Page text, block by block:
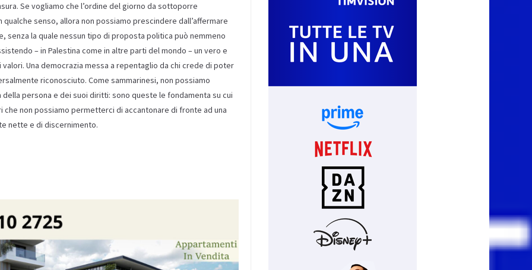
Se vogliamo che l’ordine del giorno da sottoporre
qualche senso, allora non possiamo prescindere dall’affermare
senza la quale nessun tipo di proposta politica può nemmeno
– in Palestina come in altre parti del mondo – un vero e
Una democrazia messa a repentaglio da chi crede di poter
riconosciuto. Come sammarinesi, non possiamo
persona e dei suoi diritti: sono queste le fondamenta su cui
non possiamo permetterci di accantonare di fronte ad una
nette e di discernimento.